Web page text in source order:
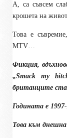
А, са съвсем
крошета на
Това е
MTV…
Фикция,
„Smack my
британците
Годината е
Това към днешна